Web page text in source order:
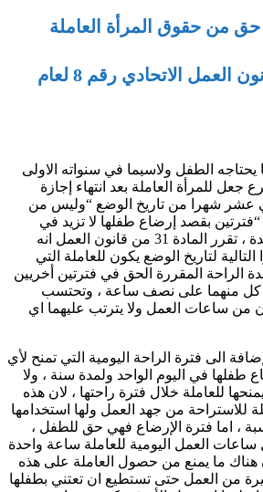
حق من حقوق المرأة العاملة
وفقا لما جاء في قانون العمل الاتحادي رقم 8 لعام
يحتاجه الطفل ولاسيما في سنواته الاولى
للمرأة العاملة بعد انتهاء إجازة
عشر شهرا من تاريخ الوضع “وليس من
“فترتين بقصد إرضاع طفلها لا تزيد في
مجموعها عن ساعة واحدة ، تقرر المادة 31 من قانون العمل انه
لتاريخ الوضع يكون للعاملة التي
الراحة المقررة الحق في فترتين أخريين
كل منهما على نصف ساعة ، وتحتسب
من ساعات العمل ولا يترتب عليهما اي
الى فترة الراحة اليومية التي تمنح لأي
طفلها في اليوم الواحد ولمدة سنة ، ولا
للعاملة خلال فترة راحتها ، لان هذه
للاستراحة من جهد العمل ولها استخدامها
، اما فترة الإرضاع فهي حق للطفل ،
العمل اليومية للعاملة ساعة واحدة
هناك ما يمنع من حصول العاملة على هذه
من العمل حتى تستطيع ان تعتني بطفلها